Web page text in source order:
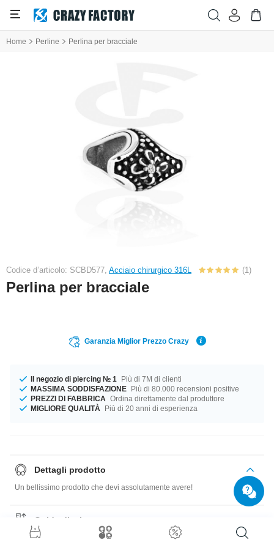
Home Perline Perlina per bracciale
Codice d’articolo: SCBD577, Acciaio chirurgico 316L (1)
Perlina per bracciale
Garanzia Miglior Prezzo Crazy
Il negozio di piercing № 1
Più di 7M di clienti
MASSIMA SODDISFAZIONE Più di 80.000 recensioni positive
PREZZI DI FABBRICA Ordina direttamente dal produttore
MIGLIORE QUALITÀ
Più di 20 anni di esperienza
Dettagli prodotto
Un bellissimo prodotto che devi assolutamente avere!
Guida di misure